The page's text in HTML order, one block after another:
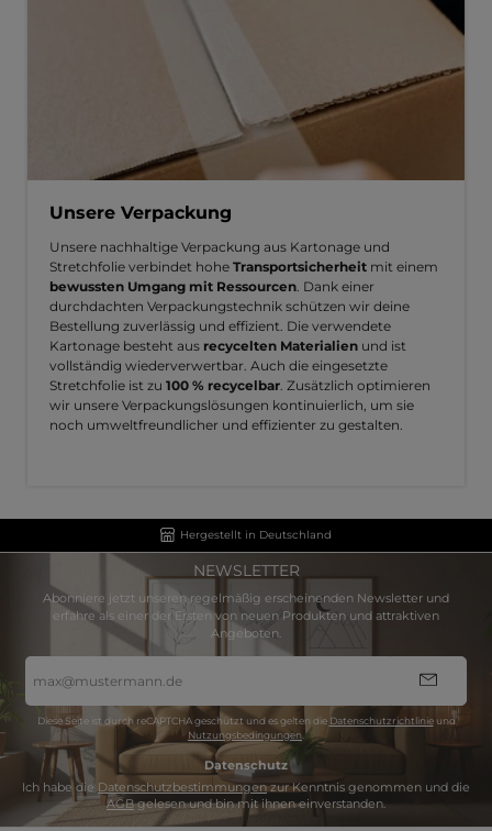
Unsere Verpackung
Unsere nachhaltige Verpackung aus Kartonage und
Stretchfolie verbindet hohe Transportsicherheit mit einem
bewussten Umgang mit Ressourcen . Dank einer
durchdachten Verpackungstechnik schützen wir deine
Bestellung zuverlässig und effizient. Die verwendete
Kartonage besteht aus recycelten Materialien und ist
vollständig wiederverwertbar. Auch die eingesetzte
Stretchfolie ist zu 100 % recycelbar . Zusätzlich optimieren
wir unsere Verpackungslösungen kontinuierlich, um sie
noch umweltfreundlicher und effizienter zu gestalten.
Hergestellt in Deutschland
NEWSLETTER
Abonniere jetzt unseren regelmäßig erscheinenden Newsletter und
erfahre als einer der Ersten von neuen Produkten und attraktiven
Angeboten.
Mail-
Adresse
Diese Seite ist durch reCAPTCHA geschützt und es gelten die Datenschutzrichtlinieund
Nutzungsbedingungen
Datenschutz
Ich habe die Datenschutzbestimmungenzur Kenntnis genommen und die
AGBgelesen und bin mit ihnen einverstanden.